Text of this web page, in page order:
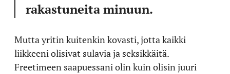
rakastuneita minuun.
Mutta yritin kuitenkin kovasti, jotta kaikki
liikkeeni olisivat sulavia ja seksikkäitä.
Freetimeen saapuessani olin kuin olisin juuri